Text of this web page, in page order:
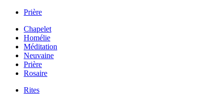
Prière
Chapelet
Homélie
Méditation
Neuvaine
Prière
Rosaire
Rites